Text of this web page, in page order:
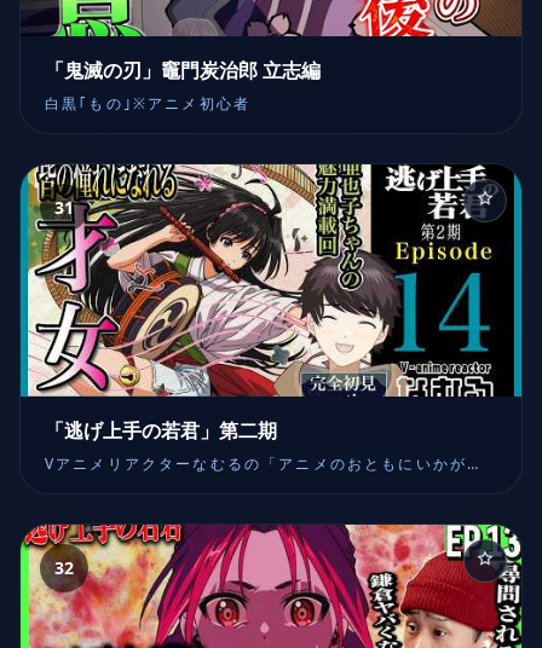
「鬼滅の刃」竈門炭治郎 立志編
白黒｢もの｣※アニメ初心者
31
「逃げ上手の若君」第二期
Vアニメリアクターなむるの「アニメのおともにいかがで
32